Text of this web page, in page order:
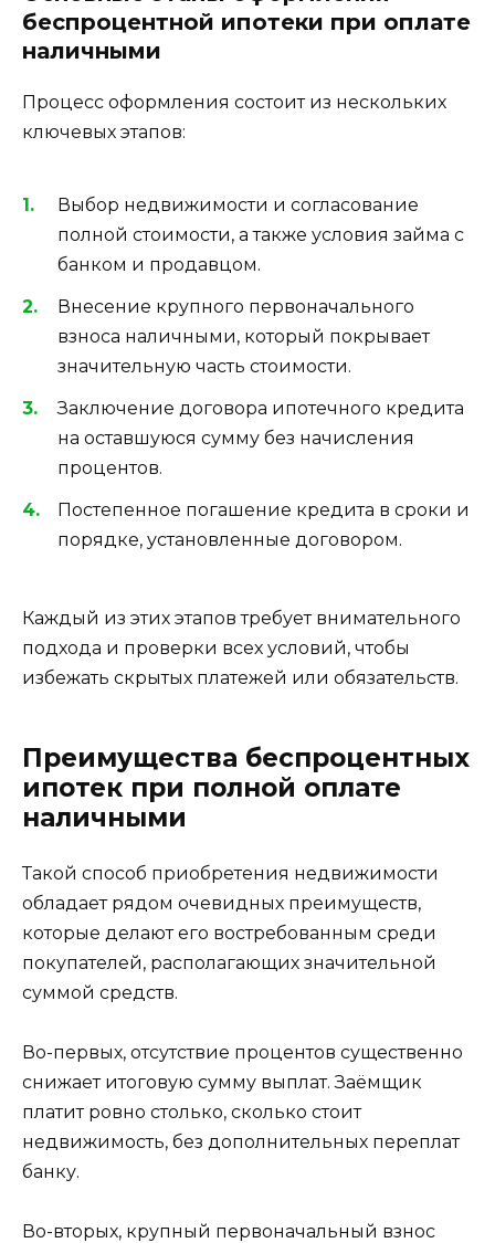
беспроцентной ипотеки при оплате
наличными
Процесс оформления состоит из нескольких
ключевых этапов:
Выбор недвижимости и согласование
полной стоимости, а также условия займа с
банком и продавцом.
Внесение крупного первоначального
взноса наличными, который покрывает
значительную часть стоимости.
Заключение договора ипотечного кредита
на оставшуюся сумму без начисления
процентов.
Постепенное погашение кредита в сроки и
порядке, установленные договором.
Каждый из этих этапов требует внимательного
подхода и проверки всех условий, чтобы
избежать скрытых платежей или обязательств.
Преимущества беспроцентных
ипотек при полной оплате
наличными
Такой способ приобретения недвижимости
обладает рядом очевидных преимуществ,
которые делают его востребованным среди
покупателей, располагающих значительной
суммой средств.
Во-первых, отсутствие процентов существенно
снижает итоговую сумму выплат. Заёмщик
платит ровно столько, сколько стоит
недвижимость, без дополнительных переплат
банку.
Во-вторых, крупный первоначальный взнос